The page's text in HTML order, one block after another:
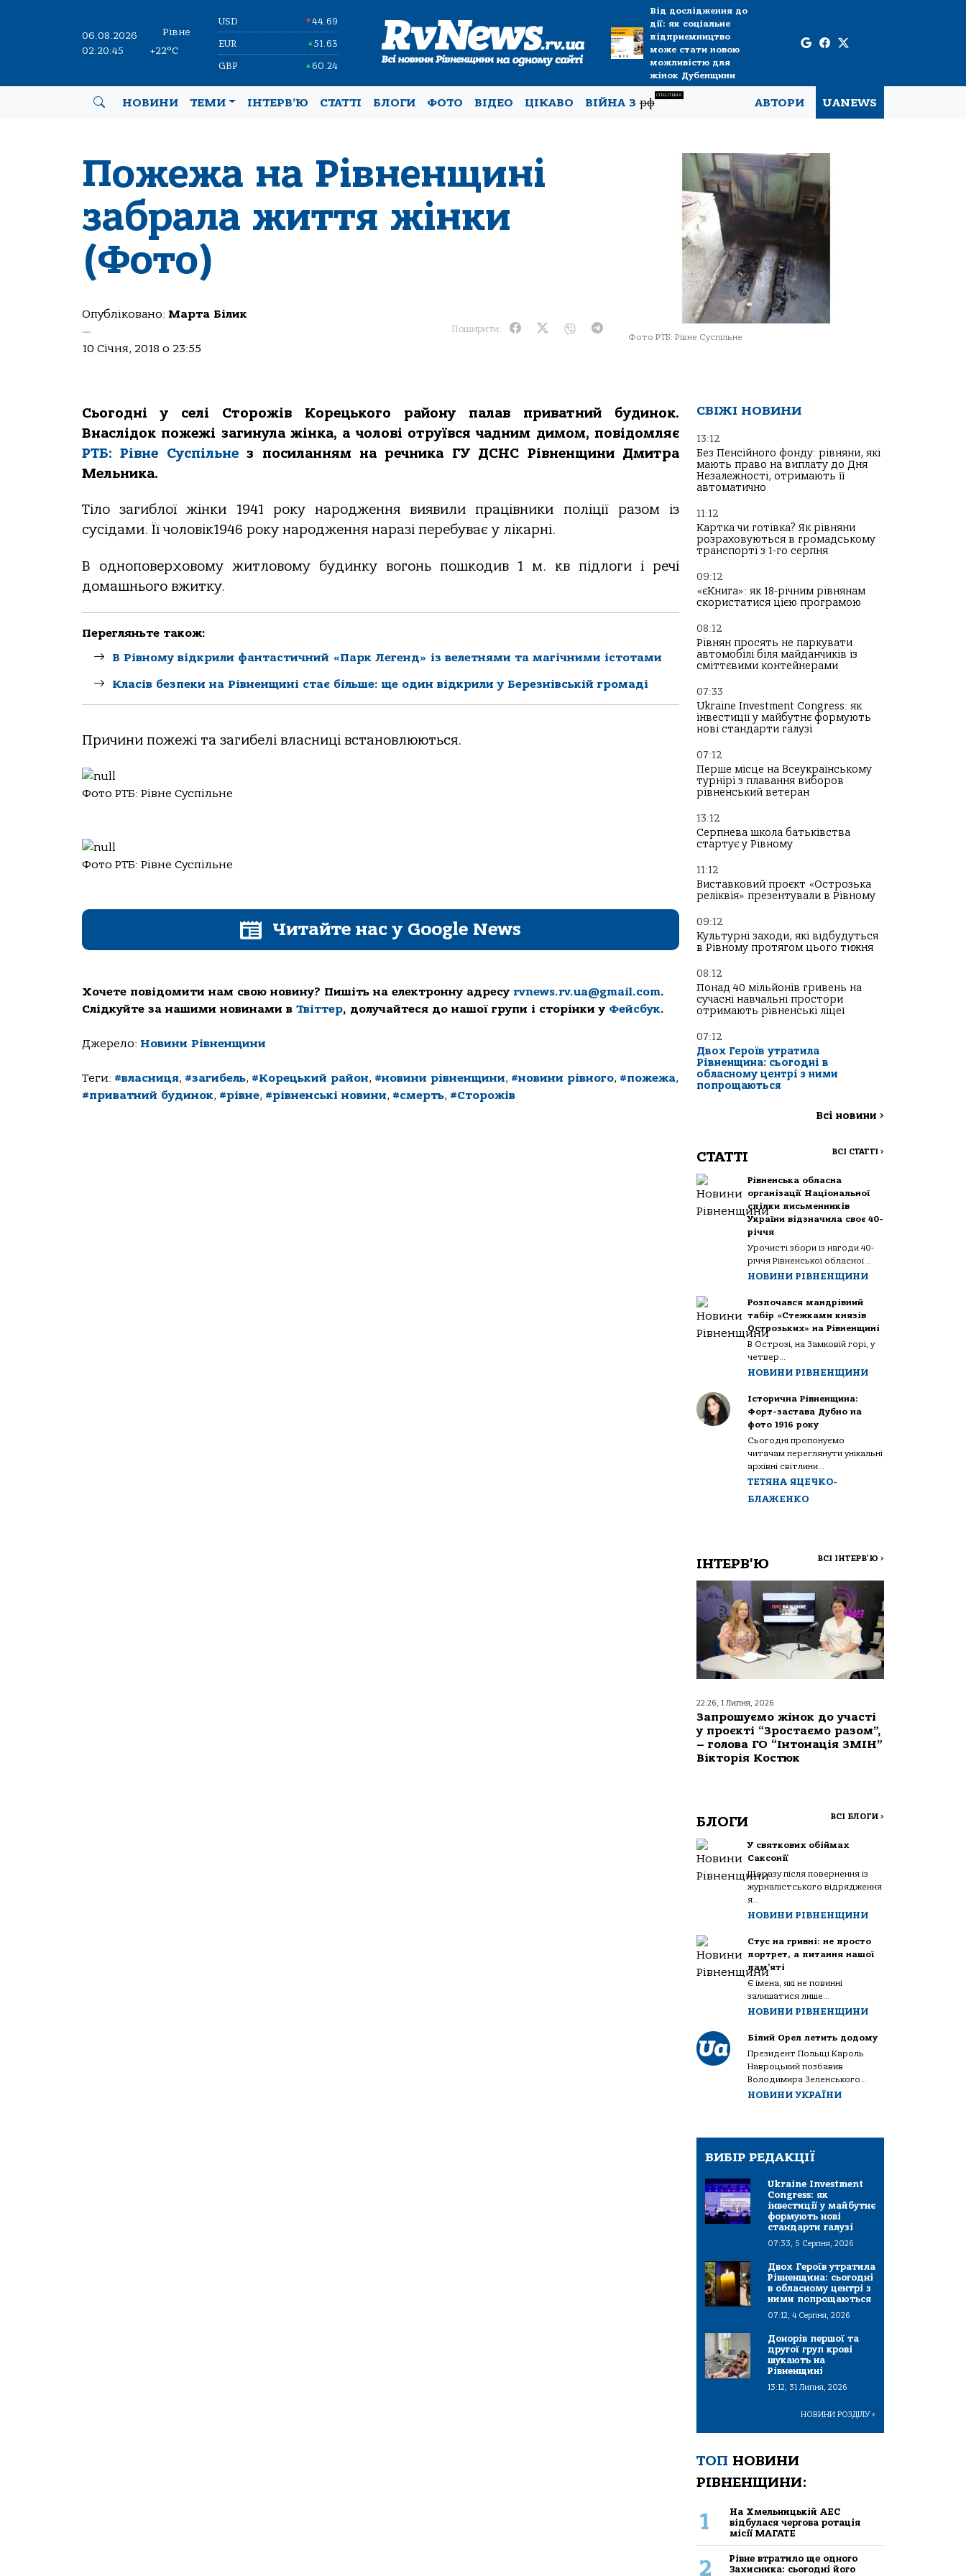
06.08.2026
02:20:46
Рівне
+22°C
USD ▼44.69
EUR ▲51.63
GBP ▲60.24
Від дослідження до
дії: як соціальне
підприємництво
може стати новою
можливістю для
жінок Дубенщини
НОВИНИ ТЕМИ ІНТЕРВ’Ю СТАТТІ БЛОГИ ФОТО ВІДЕО ЦІКАВО ВІЙНА Зрф
СПЕЦТЕМА
АВТОРИ UANEWS
Пожежа на Рівненщині
забрала життя жінки
(Фото)
Опубліковано: Марта Білик
—
10 Січня, 2018 о 23:55
Поширити:
Фото РТБ: Рівне Суспільне
Сьогодні у селі Сторожів Корецького району палав приватний будинок.
Внаслідок пожежі загинула жінка, а чолові отруївся чадним димом, повідомляє
РТБ: Рівне Суспільнез посиланням на речника ГУ ДСНС Рівненщини Дмитра
Мельника.
Тіло загиблої жінки 1941 року народження виявили працівники поліції разом із
сусідами. Її чоловік1946 року народження наразі перебуває у лікарні.
В одноповерховому житловому будинку вогонь пошкодив 1 м. кв підлоги і речі
домашнього вжитку.
Перегляньте також:
В Рівному відкрили фантастичний «Парк Легенд» із велетнями та магічними істотами
Класів безпеки на Рівненщині стає більше: ще один відкрили у Березнівській громаді
Причини пожежі та загибелі власниці встановлюються.
Фото РТБ: Рівне Суспільне
Фото РТБ: Рівне Суспільне
Читайте нас у Google News
Хочете повідомити нам свою новину? Пишіть на електронну адресу rvnews.rv.ua@gmail.com.
Слідкуйте за нашими новинами в Твіттер, долучайтеся до нашої групи і сторінки у Фейсбук.
Джерело: Новини Рівненщини
Теги: #власниця, #загибель, #Корецький район, #новини рівненщини, #новини рівного, #пожежа,
#приватний будинок, #рівне, #рівненські новини, #смерть, #Сторожів
СВІЖІ НОВИНИ
13:12
Без Пенсійного фонду: рівняни, які
мають право на виплату до Дня
Незалежності, отримають її
автоматично
11:12
Картка чи готівка? Як рівняни
розраховуються в громадському
транспорті з 1-го серпня
09:12
«єКнига»: як 18-річним рівнянам
скористатися цією програмою
08:12
Рівнян просять не паркувати
автомобілі біля майданчиків із
сміттєвими контейнерами
07:33
Ukraine Investment Congress: як
інвестиції у майбутнє формують
нові стандарти галузі
07:12
Перше місце на Всеукраїнському
турнірі з плавання виборов
рівненський ветеран
13:12
Серпнева школа батьківства
стартує у Рівному
11:12
Виставковий проєкт «Острозька
реліквія» презентували в Рівному
09:12
Культурні заходи, які відбудуться
в Рівному протягом цього тижня
08:12
Понад 40 мільйонів гривень на
сучасні навчальні простори
отримають рівненські ліцеї
07:12
Двох Героїв утратила
Рівненщина: сьогодні в
обласному центрі з ними
попрощаються
Всі новини >
СТАТТІ ВСІ СТАТТІ >
Рівненська обласна
організації Національної
спілки письменників
України відзначила своє 40-
річчя
Урочисті збори із нагоди 40-
річчя Рівненської обласної...
НОВИНИ РІВНЕНЩИНИ
Розпочався мандрівний
табір «Стежками князів
Острозьких» на Рівненщині
В Острозі, на Замковій горі, у
четвер...
НОВИНИ РІВНЕНЩИНИ
Історична Рівненщина:
Форт-застава Дубно на
фото 1916 року
Сьогодні пропонуємо
читачам переглянути унікальні
архівні світлини...
ТЕТЯНА ЯЦЕЧКО-
БЛАЖЕНКО
ІНТЕРВ'Ю ВСІ ІНТЕРВ'Ю >
22:26, 1 Липня, 2026
Запрошуємо жінок до участі
у проєкті “Зростаємо разом”,
– голова ГО “Інтонація ЗМІН”
Вікторія Костюк
БЛОГИ ВСІ БЛОГИ >
У святкових обіймах
Саксонії
Щоразу після повернення із
журналістського відрядження
я...
НОВИНИ РІВНЕНЩИНИ
Стус на гривні: не просто
портрет, а питання нашої
пам’яті
Є імена, які не повинні
залишатися лише...
НОВИНИ РІВНЕНЩИНИ
Білий Орел летить додому
Президент Польщі Кароль
Навроцький позбавив
Володимира Зеленського...
НОВИНИ УКРАЇНИ
ВИБІР РЕДАКЦІЇ
Ukraine Investment
Congress: як
інвестиції у майбутнє
формують нові
стандарти галузі
07:33, 5 Серпня, 2026
Двох Героїв утратила
Рівненщина: сьогодні
в обласному центрі з
ними попрощаються
07:12, 4 Серпня, 2026
Донорів першої та
другої груп крові
шукають на
Рівненщині
13:12, 31 Липня, 2026
НОВИНИ РОЗДІЛУ>
ТОП НОВИНИ
РІВНЕНЩИНИ:
1
На Хмельницькій АЕС
відбулася чергова ротація
місії МАГАТЕ
2
Рівне втратило ще одного
Захисника: сьогодні його